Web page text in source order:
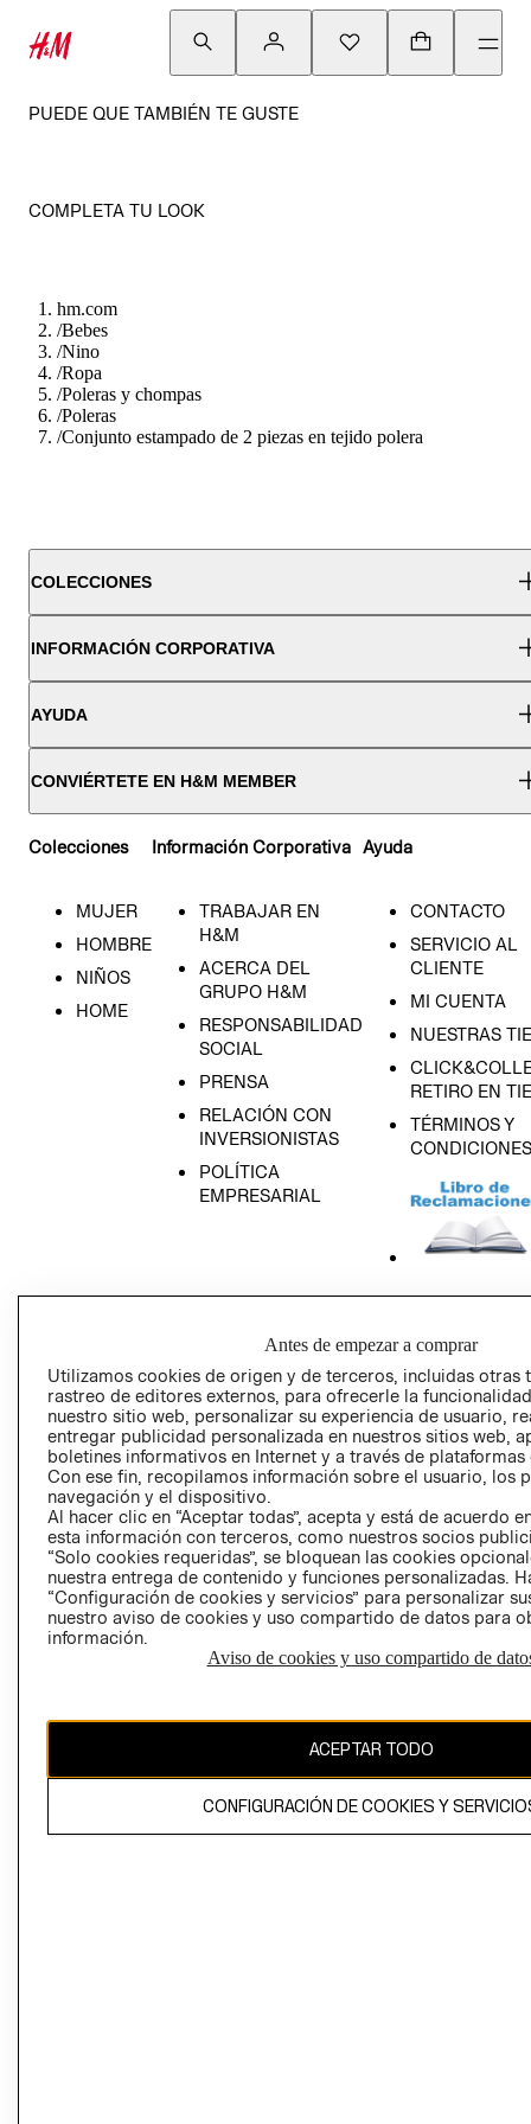
PUEDE QUE TAMBIÉN TE GUSTE
COMPLETA TU LOOK
hm.com
/Bebes
/Nino
/Ropa
/Poleras y chompas
/Poleras
/Conjunto estampado de 2 piezas en tejido polera
COLECCIONES
INFORMACIÓN CORPORATIVA
AYUDA
CONVIÉRTETE EN H&M MEMBER
Colecciones
MUJER
HOMBRE
NIÑOS
HOME
Información Corporativa
TRABAJAR EN
H&M
ACERCA DEL
GRUPO H&M
RESPONSABILIDAD
SOCIAL
PRENSA
RELACIÓN CON
INVERSIONISTAS
POLÍTICA
EMPRESARIAL
Ayuda
CONTACTO
SERVICIO AL
CLIENTE
MI CUENTA
NUESTRAS
RETIRO EN
TÉRMINOS Y
CONDICIONES
GIFT CARD
AVISO DE
Perú (S/)
CAMBIAR REGIÓN
propiedad de H&M Hennes & Mauritz AB
Antes de empezar a comprar
Utilizamos cookies de origen y de terceros, incluidas otras
rastreo de editores externos, para ofrecerle la
nuestro sitio web, personalizar su experiencia de usuario,
entregar publicidad personalizada en nuestros sitios web,
boletines informativos en Internet y a través de plataformas
Con ese fin, recopilamos información sobre el usuario, los
navegación y el dispositivo.
Al hacer clic en “Aceptar todas”, acepta y está de acuerdo
esta información con terceros, como nuestros socios
“Solo cookies requeridas”, se bloquean las cookies
nuestra entrega de contenido y funciones personalizadas.
“Configuración de cookies y servicios” para personalizar
nuestro aviso de cookies y uso compartido de datos para
información.
Aviso de cookies y uso compartido de
ACEPTAR TODO
CONFIGURACIÓN DE COOKIES Y